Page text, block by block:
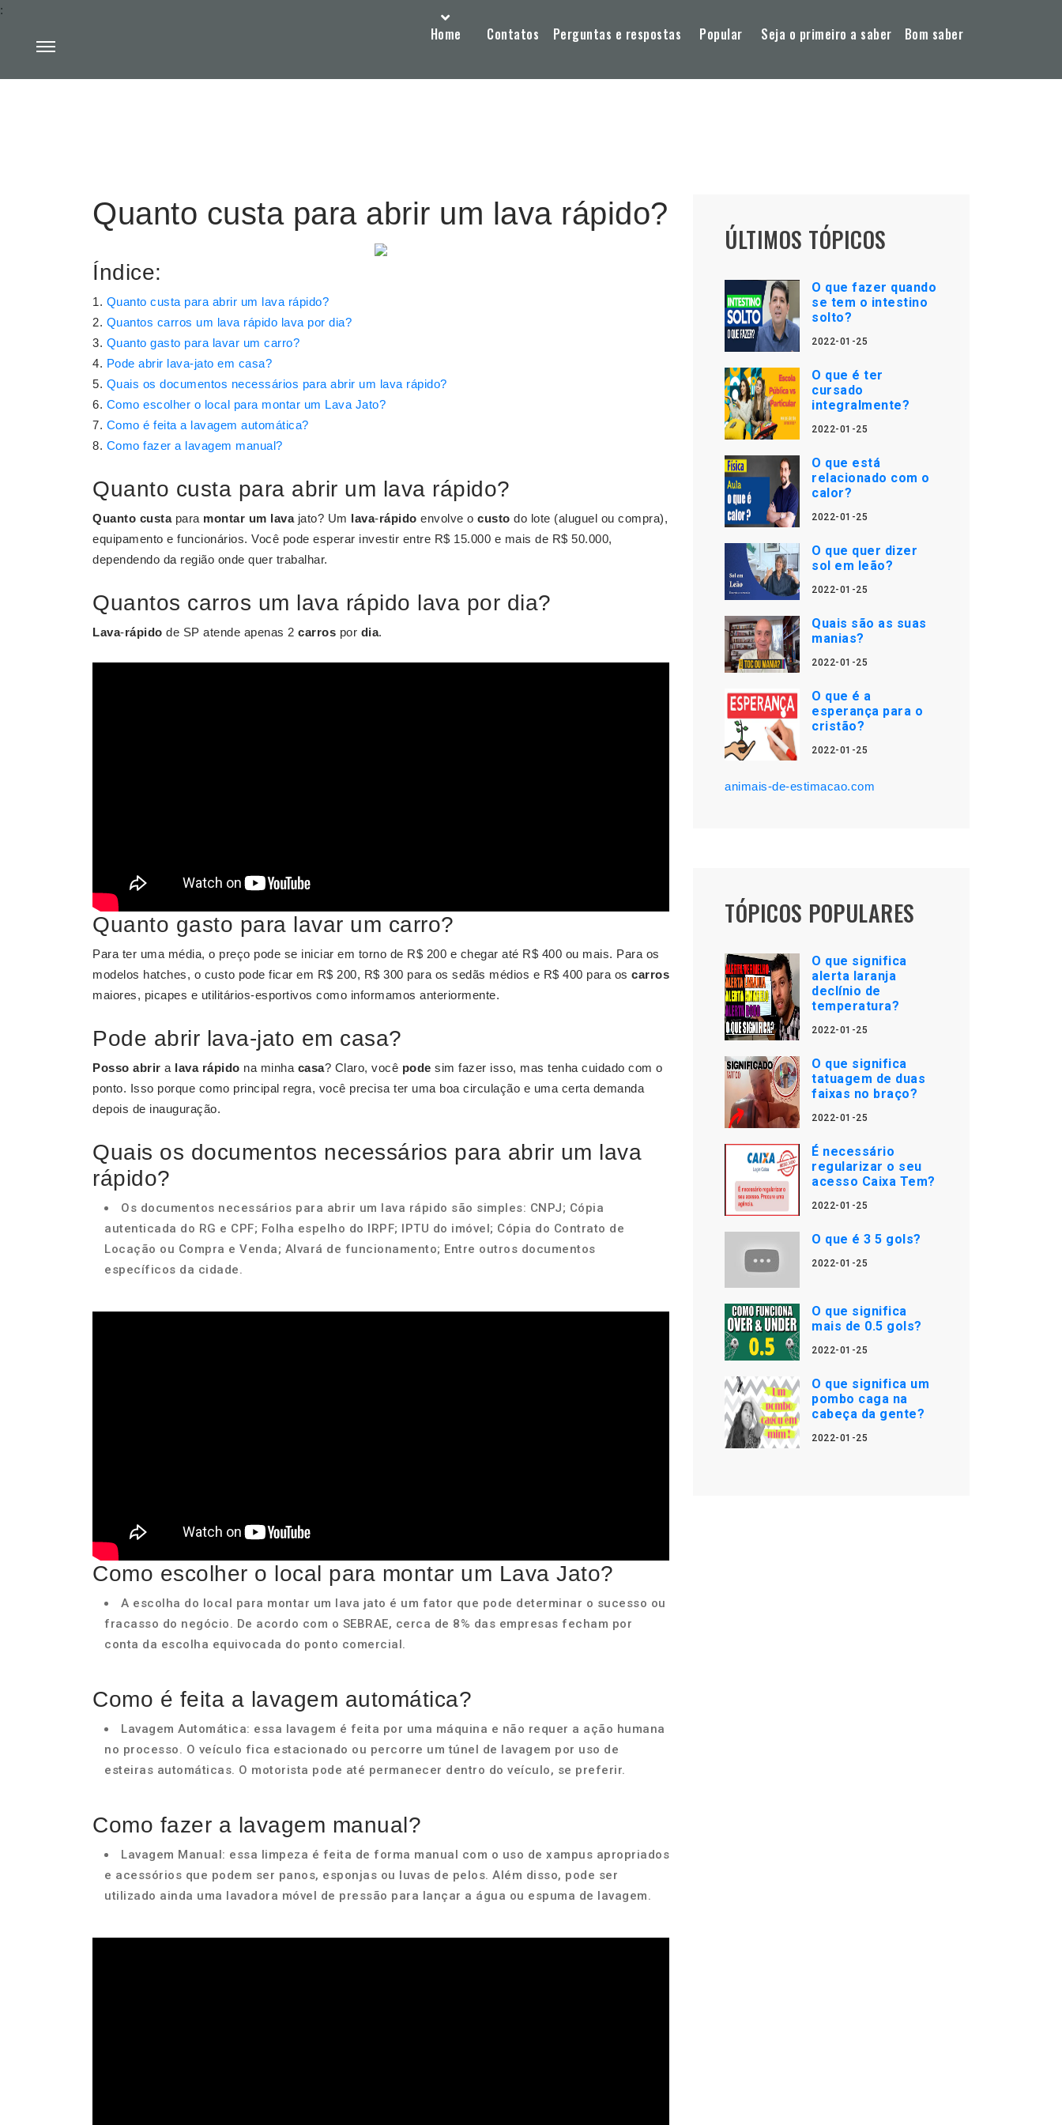
Home Contatos Perguntas e respostas Popular Seja o primeiro a saber Bom saber
:
Quanto custa para abrir um lava rápido?
Índice:
Quanto custa para abrir um lava rápido?
Quantos carros um lava rápido lava por dia?
Quanto gasto para lavar um carro?
Pode abrir lava-jato em casa?
Quais os documentos necessários para abrir um lava rápido?
Como escolher o local para montar um Lava Jato?
Como é feita a lavagem automática?
Como fazer a lavagem manual?
Quanto custa para abrir um lava rápido?
Quanto custapara montar um lavajato? Um lava-rápido envolve o custo do lote (aluguel ou compra),
equipamento e funcionários. Você pode esperar investir entre R$ 15.000 e mais de R$ 50.000,
dependendo da região onde quer trabalhar.
Quantos carros um lava rápido lava por dia?
Lava-rápido de SP atende apenas 2 carros por dia.
Quanto gasto para lavar um carro?
Para ter uma média, o preço pode se iniciar em torno de R$ 200 e chegar até R$ 400 ou mais. Para os
modelos hatches, o custo pode ficar em R$ 200, R$ 300 para os sedãs médios e R$ 400 para os carros
maiores, picapes e utilitários-esportivos como informamos anteriormente.
Pode abrir lava-jato em casa?
Posso abrir a lava rápido na minha casa? Claro, você pode sim fazer isso, mas tenha cuidado com o
ponto. Isso porque como principal regra, você precisa ter uma boa circulação e uma certa demanda
depois de inauguração.
Quais os documentos necessários para abrir um lava
rápido?
Os documentos necessários para abrir um lava rápido são simples: CNPJ; Cópia
autenticada do RG e CPF; Folha espelho do IRPF; IPTU do imóvel; Cópia do Contrato de
Locação ou Compra e Venda; Alvará de funcionamento; Entre outros documentos
específicos da cidade.
Como escolher o local para montar um Lava Jato?
A escolha do local para montar um lava jato é um fator que pode determinar o sucesso ou
fracasso do negócio. De acordo com o SEBRAE, cerca de 8% das empresas fecham por
conta da escolha equivocada do ponto comercial.
Como é feita a lavagem automática?
Lavagem Automática: essa lavagem é feita por uma máquina e não requer a ação humana
no processo. O veículo fica estacionado ou percorre um túnel de lavagem por uso de
esteiras automáticas. O motorista pode até permanecer dentro do veículo, se preferir.
Como fazer a lavagem manual?
Lavagem Manual: essa limpeza é feita de forma manual com o uso de xampus apropriados
e acessórios que podem ser panos, esponjas ou luvas de pelos. Além disso, pode ser
utilizado ainda uma lavadora móvel de pressão para lançar a água ou espuma de lavagem.
ÚLTIMOS TÓPICOS
O que fazer quando
se tem o intestino
solto?
2022-01-25
O que é ter
cursado
integralmente?
2022-01-25
O que está
relacionado com o
calor?
2022-01-25
O que quer dizer
sol em leão?
2022-01-25
Quais são as suas
manias?
2022-01-25
O que é a
esperança para o
cristão?
2022-01-25
animais-de-estimacao.com
TÓPICOS POPULARES
O que significa
alerta laranja
declínio de
temperatura?
2022-01-25
O que significa
tatuagem de duas
faixas no braço?
2022-01-25
É necessário
regularizar o seu
acesso Caixa Tem?
2022-01-25
O que é 3 5 gols?
2022-01-25
O que significa
mais de 0.5 gols?
2022-01-25
O que significa um
pombo caga na
cabeça da gente?
2022-01-25